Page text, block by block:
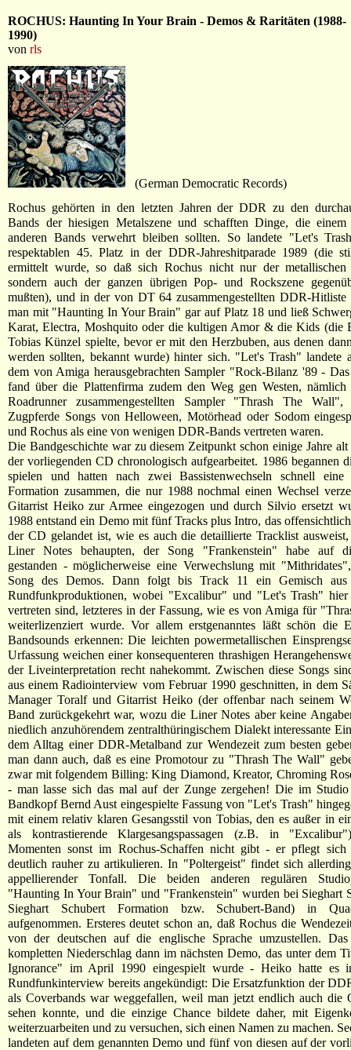
ROCHUS: Haunting In Your Brain - Demos & Raritäten (1988-
1990)
von rls
(German Democratic Records)
Rochus gehörten in den letzten Jahren der DDR zu den
Bands der hiesigen Metalszene und schafften Dinge, die
anderen Bands verwehrt bleiben sollten. So landete "Let's
respektablen 45. Platz in der DDR-Jahreshitparade 1989 (die
ermittelt wurde, so daß sich Rochus nicht nur der metallischen
sondern auch der ganzen übrigen Pop- und Rockszene
mußten), und in der von DT 64 zusammengestellten DDR-Hitliste
man mit "Haunting In Your Brain" gar auf Platz 18 und ließ
Karat, Electra, Moshquito oder die kultigen Amor & die Kids (die
Tobias Künzel spielte, bevor er mit den Herzbuben, aus denen
werden sollten, bekannt wurde) hinter sich. "Let's Trash" landete
dem von Amiga herausgebrachten Sampler "Rock-Bilanz '89 -
fand über die Plattenfirma zudem den Weg gen Westen,
Roadrunner zusammengestellten Sampler "Thrash The
Zugpferde Songs von Helloween, Motörhead oder Sodom
und Rochus als eine von wenigen DDR-Bands vertreten waren.
Die Bandgeschichte war zu diesem Zeitpunkt schon einige Jahre
der vorliegenden CD chronologisch aufgearbeitet. 1986 begannen
spielen und hatten nach zwei Bassistenwechseln schnell eine
Formation zusammen, die nur 1988 nochmal einen Wechsel
Gitarrist Heiko zur Armee eingezogen und durch Silvio ersetzt
1988 entstand ein Demo mit fünf Tracks plus Intro, das
der CD gelandet ist, wie es auch die detaillierte Tracklist
Liner Notes behaupten, der Song "Frankenstein" habe auf
gestanden - möglicherweise eine Verwechslung mit
Song des Demos. Dann folgt bis Track 11 ein Gemisch
Rundfunkproduktionen, wobei "Excalibur" und "Let's Trash"
vertreten sind, letzteres in der Fassung, wie es von Amiga für
weiterlizenziert wurde. Vor allem erstgenanntes läßt schön die
Bandsounds erkennen: Die leichten powermetallischen
Urfassung weichen einer konsequenteren thrashigen
der Liveinterpretation recht nahekommt. Zwischen diese Songs
aus einem Radiointerview vom Februar 1990 geschnitten, in dem
Manager Toralf und Gitarrist Heiko (der offenbar nach seinem
Band zurückgekehrt war, wozu die Liner Notes aber keine
niedlich anzuhörendem zentralthüringischem Dialekt interessante
dem Alltag einer DDR-Metalband zur Wendezeit zum besten
man dann auch, daß es eine Promotour zu "Thrash The Wall"
zwar mit folgendem Billing: King Diamond, Kreator, Chroming
- man lasse sich das mal auf der Zunge zergehen! Die im
Bandkopf Bernd Aust eingespielte Fassung von "Let's Trash"
mit einem relativ klaren Gesangsstil von Tobias, den es außer in
als kontrastierende Klargesangspassagen (z.B. in
Momenten sonst im Rochus-Schaffen nicht gibt - er pflegt
deutlich rauher zu artikulieren. In "Poltergeist" findet sich
appellierender Tonfall. Die beiden anderen regulären
"Haunting In Your Brain" und "Frankenstein" wurden bei Sieghart
Sieghart Schubert Formation bzw. Schubert-Band) in
aufgenommen. Ersteres deutet schon an, daß Rochus die
von der deutschen auf die englische Sprache umzustellen.
kompletten Niederschlag dann im nächsten Demo, das unter dem
Ignorance" im April 1990 eingespielt wurde - Heiko hatte es
Rundfunkinterview bereits angekündigt: Die Ersatzfunktion der
als Coverbands war weggefallen, weil man jetzt endlich auch die
sehen konnte, und die einzige Chance bildete daher, mit
weiterzuarbeiten und zu versuchen, sich einen Namen zu machen.
landeten auf dem genannten Demo und fünf von diesen auf der